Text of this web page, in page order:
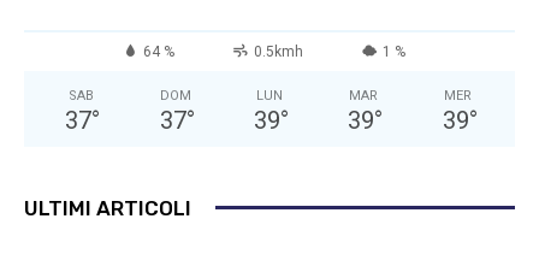
64 % 0.5kmh 1 %
SAB
37°
DOM
37°
LUN
39°
MAR
39°
MER
39°
ULTIMI ARTICOLI